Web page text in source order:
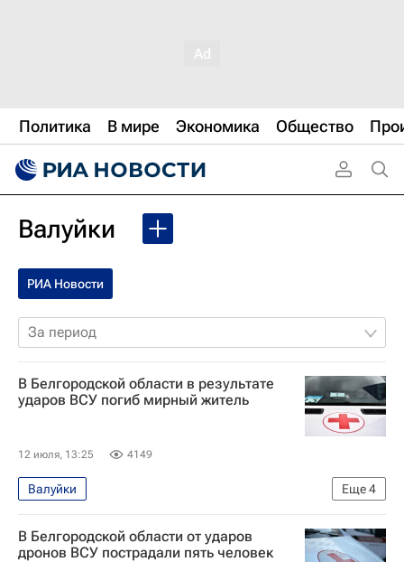
Политика В мире Экономика Общество
Валуйки
РИА Новости
За период
В Белгородской области в результате
ударов ВСУ погиб мирный житель
12 июля, 13:25 4149
Еще4
Валуйки
Специальная военная операция на Украине
Белгородская область
В Белгородской области от ударов
дронов ВСУ пострадали пять человек